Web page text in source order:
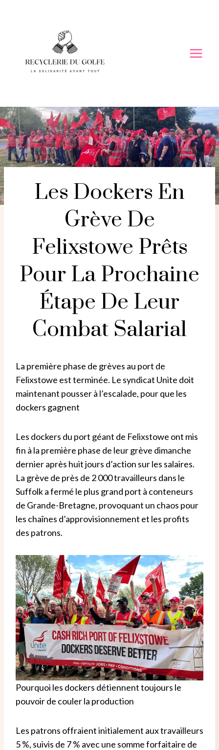
Les Dockers En
Grève De
Felixstowe Prêts
Pour La Prochaine
Étape De Leur
Combat Salarial
La première phase de grèves au port de
Felixstowe est terminée. Le syndicat Unite doit
maintenant pousser à l’escalade, pour que les
dockers gagnent
Les dockers du port géant de Felixstowe ont mis
fin à la première phase de leur grève dimanche
dernier après huit jours d’action sur les salaires.
La grève de près de 2 000 travailleurs dans le
Suffolk a fermé le plus grand port à conteneurs
de Grande-Bretagne, provoquant un chaos pour
les chaînes d’approvisionnement et les profits
des patrons.
Pourquoi les dockers détiennent toujours le
pouvoir de couler la production
Les patrons offraient initialement aux travailleurs
5 %, suivis de 7 % avec une somme forfaitaire de